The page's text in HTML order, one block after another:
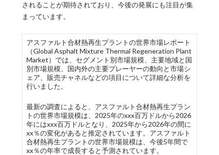
されることが期待されており、今後の発展にも注目が集
まっています。
アスファルト合材熱再生プラントの世界市場レポート
（Global Asphalt Mixture Thermal Regeneration Plant
Market）では、セグメント別市場規模、主要地域と国
別市場規模、国内外の主要プレーヤーの動向と市場シ
ェア、販売チャネルなどの項目について詳細な分析を
行いました。
最新の調査によると、アスファルト合材熱再生プラン
トの世界市場規模は、2025年のxxx百万ドルから2026
年にはxxx百万ドルとなり、2025年から2026年の間に
xx％の変化があると推定されています。アスファルト
合材熱再生プラントの世界市場規模は、今後5年間で
xx％の年率で成長すると予測されています。